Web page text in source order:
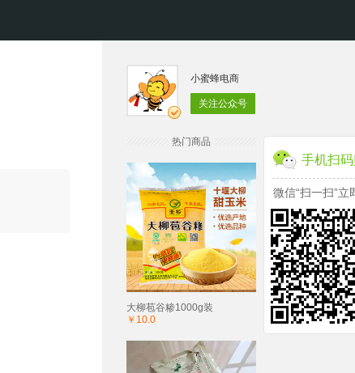
小蜜蜂电商
关注公众号
热门商品
大柳苞谷糁1000g装
￥10.0
手机扫
微信“扫一扫”立